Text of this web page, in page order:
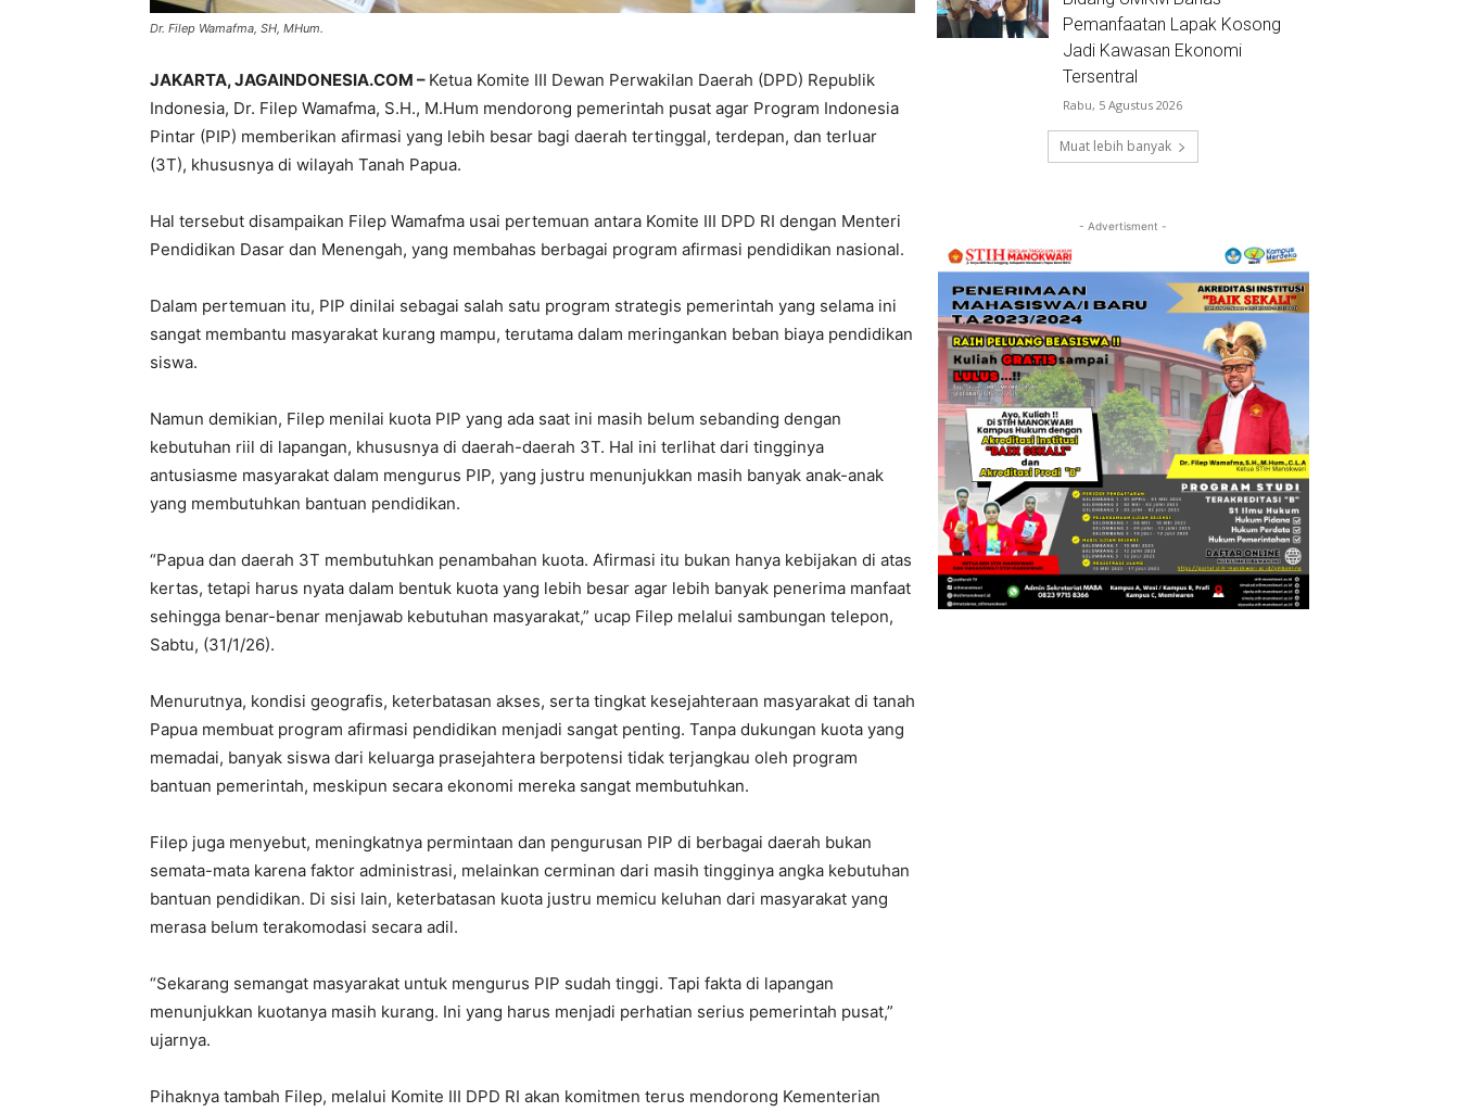
Dr. Filep Wamafma, SH, MHum.
JAKARTA, JAGAINDONESIA.COM – Ketua Komite III Dewan Perwakilan Daerah (DPD) Republik
Indonesia, Dr. Filep Wamafma, S.H., M.Hum mendorong pemerintah pusat agar Program Indonesia
Pintar (PIP) memberikan afirmasi yang lebih besar bagi daerah tertinggal, terdepan, dan terluar
(3T), khususnya di wilayah Tanah Papua.
Hal tersebut disampaikan Filep Wamafma usai pertemuan antara Komite III DPD RI dengan Menteri
Pendidikan Dasar dan Menengah, yang membahas berbagai program afirmasi pendidikan nasional.
Dalam pertemuan itu, PIP dinilai sebagai salah satu program strategis pemerintah yang selama ini
sangat membantu masyarakat kurang mampu, terutama dalam meringankan beban biaya pendidikan
siswa.
Namun demikian, Filep menilai kuota PIP yang ada saat ini masih belum sebanding dengan
kebutuhan riil di lapangan, khususnya di daerah-daerah 3T. Hal ini terlihat dari tingginya
antusiasme masyarakat dalam mengurus PIP, yang justru menunjukkan masih banyak anak-anak
yang membutuhkan bantuan pendidikan.
“Papua dan daerah 3T membutuhkan penambahan kuota. Afirmasi itu bukan hanya kebijakan di atas
kertas, tetapi harus nyata dalam bentuk kuota yang lebih besar agar lebih banyak penerima manfaat
sehingga benar-benar menjawab kebutuhan masyarakat,” ucap Filep melalui sambungan telepon,
Sabtu, (31/1/26).
Menurutnya, kondisi geografis, keterbatasan akses, serta tingkat kesejahteraan masyarakat di tanah
Papua membuat program afirmasi pendidikan menjadi sangat penting. Tanpa dukungan kuota yang
memadai, banyak siswa dari keluarga prasejahtera berpotensi tidak terjangkau oleh program
bantuan pemerintah, meskipun secara ekonomi mereka sangat membutuhkan.
Filep juga menyebut, meningkatnya permintaan dan pengurusan PIP di berbagai daerah bukan
semata-mata karena faktor administrasi, melainkan cerminan dari masih tingginya angka kebutuhan
bantuan pendidikan. Di sisi lain, keterbatasan kuota justru memicu keluhan dari masyarakat yang
merasa belum terakomodasi secara adil.
“Sekarang semangat masyarakat untuk mengurus PIP sudah tinggi. Tapi fakta di lapangan
menunjukkan kuotanya masih kurang. Ini yang harus menjadi perhatian serius pemerintah pusat,”
ujarnya.
Pihaknya tambah Filep, melalui Komite III DPD RI akan komitmen terus mendorong Kementerian
Pemanfaatan Lapak Kosong
Jadi Kawasan Ekonomi
Tersentral
Rabu, 5 Agustus 2026
Muat lebih banyak
- Advertisment -